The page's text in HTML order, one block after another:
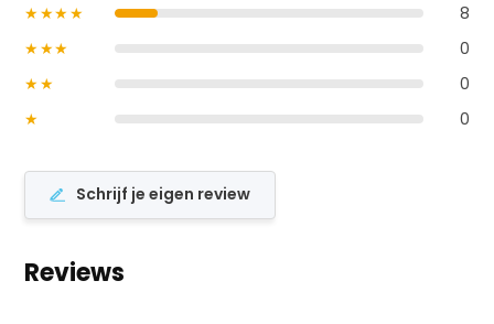
★★★★
8
★★★
0
★★
0
★
0
Schrijf je eigen review
Reviews